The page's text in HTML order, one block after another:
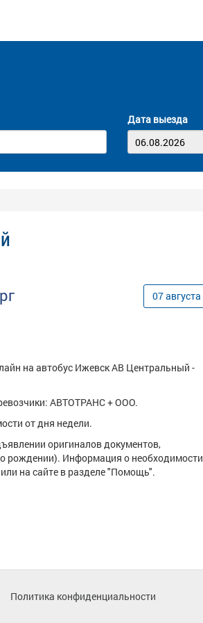
Дата выезда
07августа
на автобус Ижевск АВ Центральный -
АВТОТРАНС + ООО.
от дня недели.
оригиналов документов,
о рождении). Информация о необходимости
на сайте в разделе "Помощь".
Политика конфиденциальности